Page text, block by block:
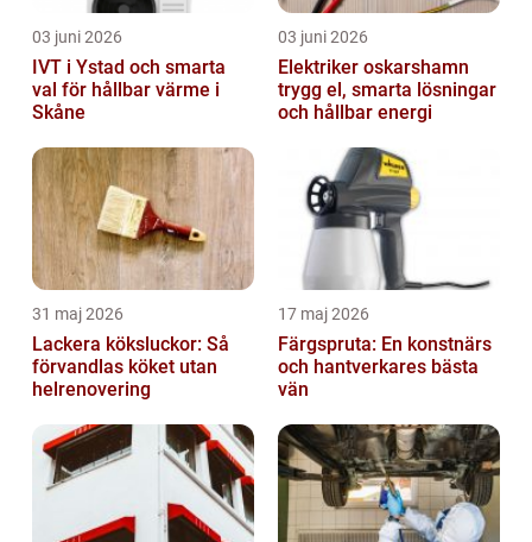
03 juni 2026
IVT i Ystad och smarta
val för hållbar värme i
Skåne
03 juni 2026
Elektriker oskarshamn
trygg el, smarta lösningar
och hållbar energi
31 maj 2026
Lackera köksluckor: Så
förvandlas köket utan
helrenovering
17 maj 2026
Färgspruta: En konstnärs
och hantverkares bästa
vän